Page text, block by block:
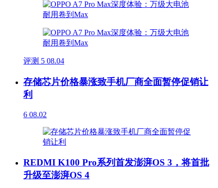
评测 5 08.04
存储芯片价格暴涨致手机厂商全面暂停促销让
利
6 08.02
REDMI K100 Pro系列首发澎湃OS 3，将首批
升级至澎湃OS 4